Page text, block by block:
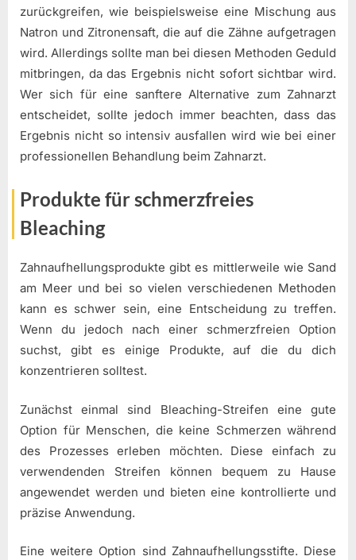
zurückgreifen, wie beispielsweise eine Mischung aus
Natron und Zitronensaft, die auf die Zähne aufgetragen
wird. Allerdings sollte man bei diesen Methoden Geduld
mitbringen, da das Ergebnis nicht sofort sichtbar wird.
Wer sich für eine sanftere Alternative zum Zahnarzt
entscheidet, sollte jedoch immer beachten, dass das
Ergebnis nicht so intensiv ausfallen wird wie bei einer
professionellen Behandlung beim Zahnarzt.
Produkte für schmerzfreies
Bleaching
Zahnaufhellungsprodukte gibt es mittlerweile wie Sand
am Meer und bei so vielen verschiedenen Methoden
kann es schwer sein, eine Entscheidung zu treffen.
Wenn du jedoch nach einer schmerzfreien Option
suchst, gibt es einige Produkte, auf die du dich
konzentrieren solltest.
Zunächst einmal sind Bleaching-Streifen eine gute
Option für Menschen, die keine Schmerzen während
des Prozesses erleben möchten. Diese einfach zu
verwendenden Streifen können bequem zu Hause
angewendet werden und bieten eine kontrollierte und
präzise Anwendung.
Eine weitere Option sind Zahnaufhellungsstifte. Diese